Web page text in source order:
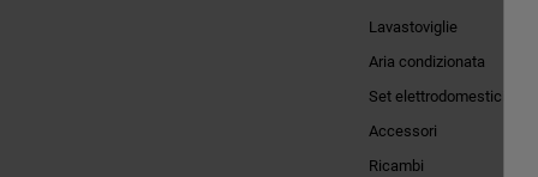
Lavastoviglie
Aria condizionata
Set elettrodomestici
Accessori
Ricambi